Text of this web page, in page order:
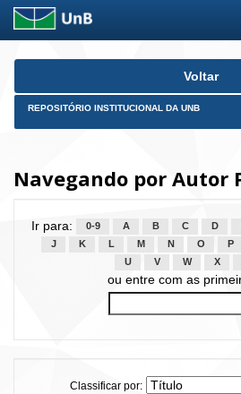
Skip
Voltar
REPOSITÓRIO INSTITUCIONAL DA UNB
Navegando por Autor
Ir para: 0-9 A B C D
J
K L M N O P
U
V W X
ou entre com as
Classificar por: